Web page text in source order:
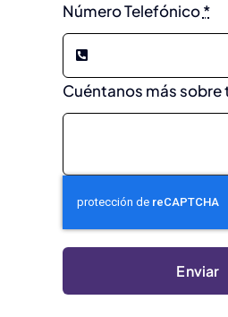
Número Telefónico*
Cuéntanos más
Enviar